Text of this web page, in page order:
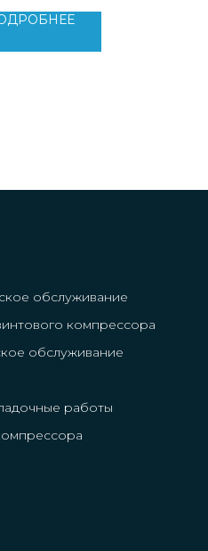
шума: 78 дБ
кг
обслуживание
компрессора
обслуживание
работы